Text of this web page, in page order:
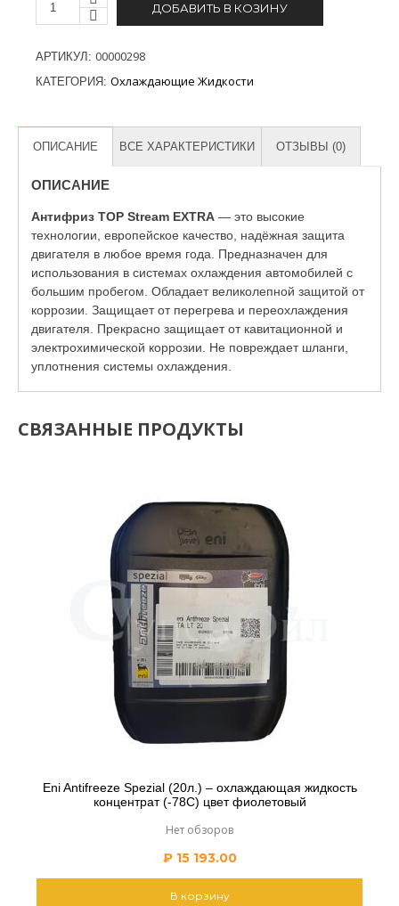
ДОБАВИТЬ В КОЗИНУ
АРТИКУЛ: 00000298
КАТЕГОРИЯ: Охлаждающие Жидкости
ОПИСАНИЕ ВСЕ ХАРАКТЕРИСТИКИ ОТЗЫВЫ (0)
ОПИСАНИЕ
Антифриз TOP Stream EXTRA — это высокие
технологии, европейское качество, надёжная защита
двигателя в любое время года. Предназначен для
использования в системах охлаждения автомобилей с
большим пробегом. Обладает великолепной защитой от
коррозии. Защищает от перегрева и переохлаждения
двигателя. Прекрасно защищает от кавитационной и
электрохимической коррозии. Не повреждает шланги,
уплотнения системы охлаждения.
СВЯЗАННЫЕ ПРОДУКТЫ
Eni Antifreeze Spezial (20л.) – охлаждающая жидкость
концентрат (-78С) цвет фиолетовый
Нет обзоров
₽15 193.00
В корзину